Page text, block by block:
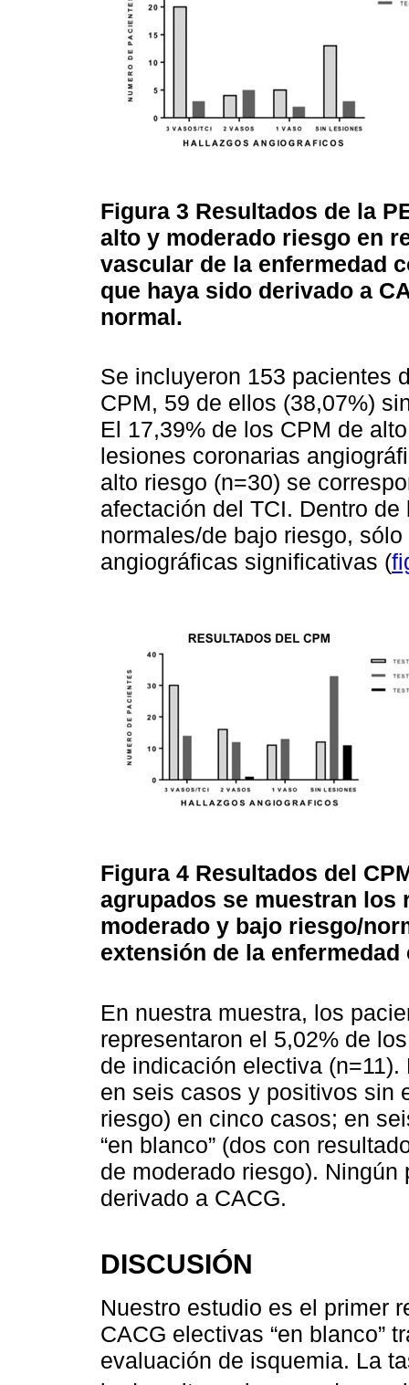
Figura 3 Resultados de la
alto y moderado riesgo en
vascular de la enfermedad
que haya sido derivado a
normal.
Se incluyeron 153 pacientes
CPM, 59 de ellos (38,07%)
El 17,39% de los CPM de
lesiones coronarias
alto riesgo (n=30) se
afectación del TCI. Dentro
normales/de bajo riesgo,
angiográficas significativas (
Figura 4 Resultados del
agrupados se muestran
moderado y bajo riesgo/
extensión de la
En nuestra muestra, los
representaron el 5,02% de
de indicación electiva
en seis casos y positivos sin
riesgo) en cinco casos; en
“en blanco” (dos con
de moderado riesgo).
derivado a CACG.
DISCUSIÓN
Nuestro estudio es el primer
CACG electivas “en blanco”
evaluación de isquemia. La